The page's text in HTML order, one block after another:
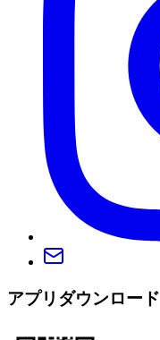
アプリダウンロード